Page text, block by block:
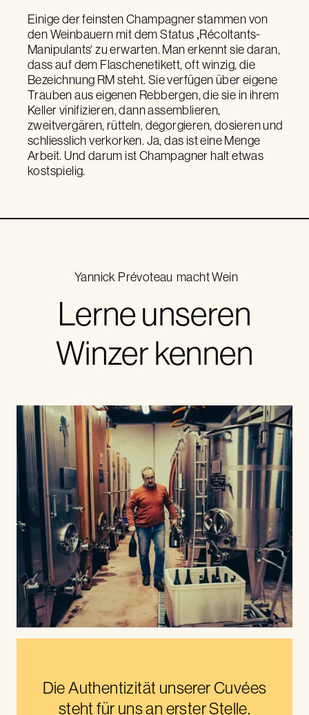
Einige der feinsten Champagner stammen von
den Weinbauern mit dem Status ‚Récoltants-
Manipulants‘ zu erwarten. Man erkennt sie daran,
dass auf dem Flaschenetikett, oft winzig, die
Bezeichnung RM steht. Sie verfügen über eigene
Trauben aus eigenen Rebbergen, die sie in ihrem
Keller vinifizieren, dann assemblieren,
zweitvergären, rütteln, degorgieren, dosieren und
schliesslich verkorken. Ja, das ist eine Menge
Arbeit. Und darum ist Champagner halt etwas
kostspielig.
Yannick Prévoteau macht Wein
Lerne unseren
Winzer kennen
Die Authentizität unserer Cuvées
steht für uns an erster Stelle.